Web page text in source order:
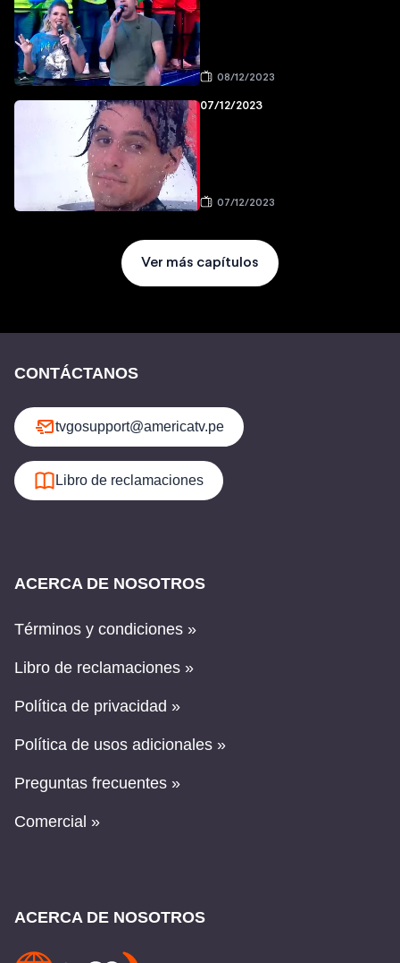
08/12/2023
07/12/2023
07/12/2023
Ver más capítulos
CONTÁCTANOS
tvgosupport@americatv.pe
Libro de reclamaciones
ACERCA DE NOSOTROS
Términos y condiciones »
Libro de reclamaciones »
Política de privacidad »
Política de usos adicionales »
Preguntas frecuentes »
Comercial »
ACERCA DE NOSOTROS